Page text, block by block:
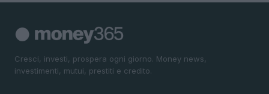
Cresci, investi, prospera ogni giorno. Money news,
investimenti, mutui, prestiti e credito.